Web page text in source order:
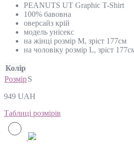
PEANUTS UT Graphic T-Shirt
100% бавовна
оверсайз крій
модель унісекс
на жінці розмір М, зріст 177см
на чоловіку розмір L, зріст
Колір
РозмірS
949 UAH
Таблиці розмірів